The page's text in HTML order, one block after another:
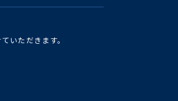
いただきます。